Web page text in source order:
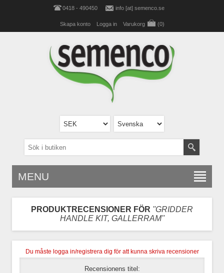
0418 - 490450 info [at] semenco.se
Skapa konto Logga in Varukorg (0)
MENU
PRODUKTRECENSIONER FÖR
GRIDDER
HANDLE KIT, GALLERRAM
Du måste logga in/registrera dig för att kunna skriva recensioner
Recensionens titel: